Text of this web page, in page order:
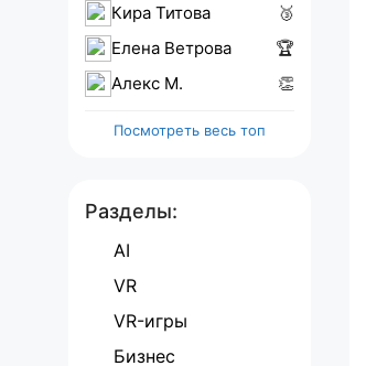
Кира Титова
🥉
Елена Ветрова
🏆
Алекс M.
👏
Посмотреть весь топ
Разделы:
AI
VR
VR-игры
Бизнес